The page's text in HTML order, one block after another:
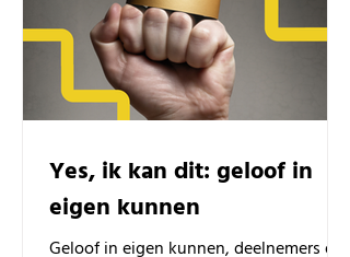
Yes, ik kan dit: geloof in
eigen kunnen
Geloof in eigen kunnen, deelnemers die